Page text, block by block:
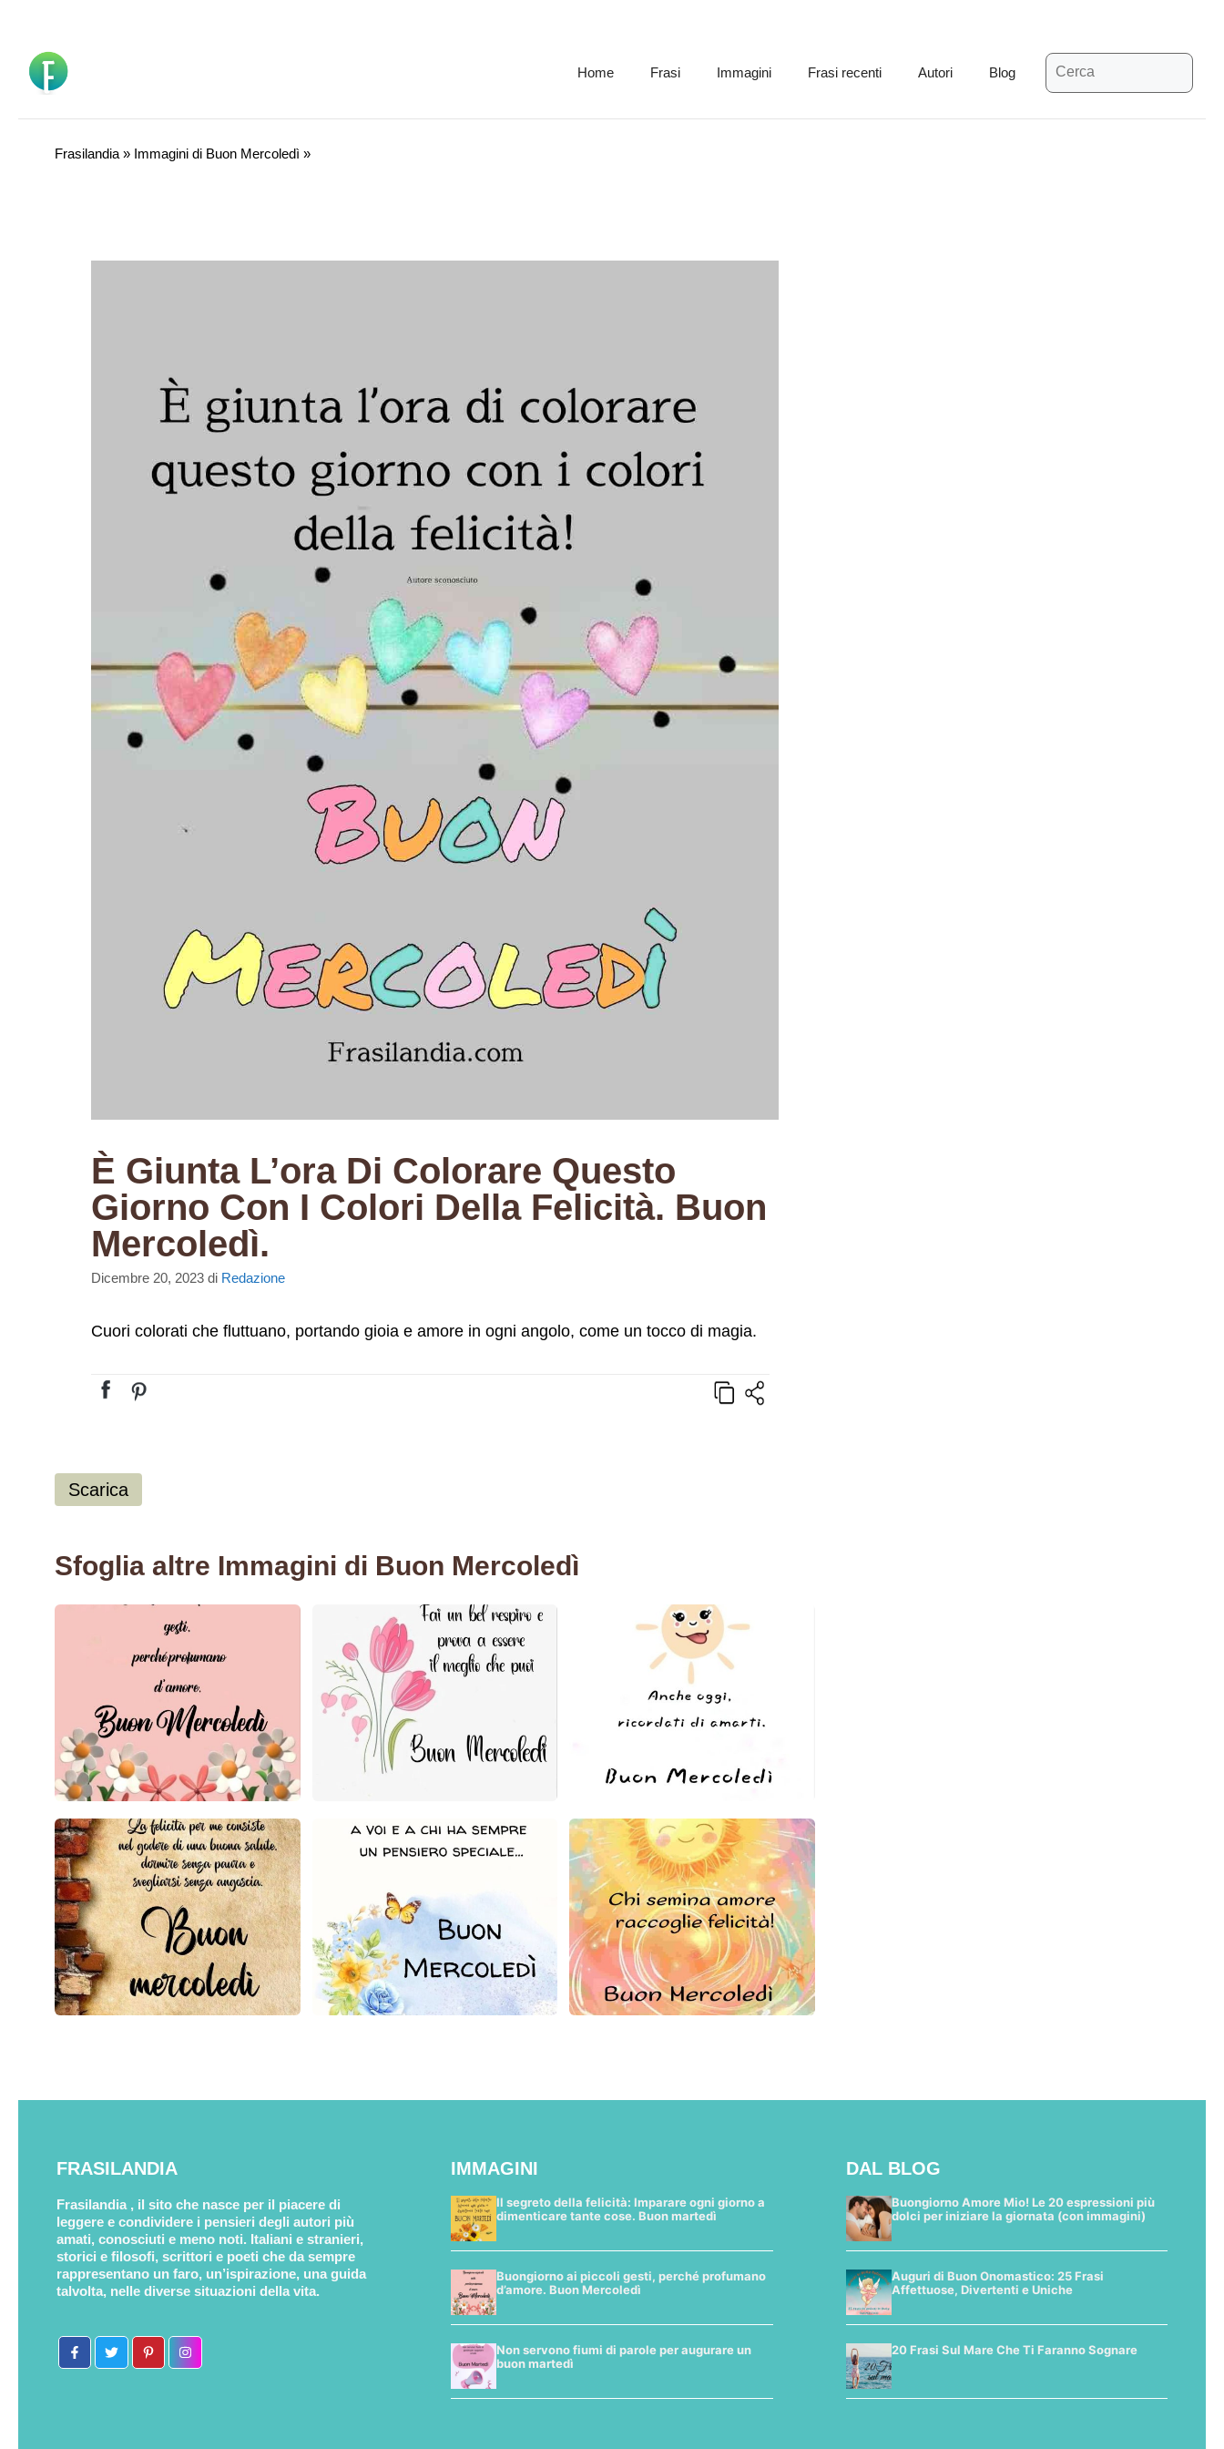
contenuto
Home Frasi Immagini Frasi recenti Autori Blog
Ricerca
per:
Frasilandia » Immagini di Buon Mercoledì »
È Giunta L’ora Di Colorare Questo
Giorno Con I Colori Della Felicità. Buon
Mercoledì.
Dicembre 20, 2023 di Redazione
Cuori colorati che fluttuano, portando gioia e amore in ogni angolo, come un tocco di magia.
Scarica
Sfoglia altre Immagini di Buon Mercoledì
FRASILANDIA
Frasilandia , il sito che nasce per il piacere di
leggere e condividere i pensieri degli autori più
amati, conosciuti e meno noti. Italiani e stranieri,
storici e filosofi, scrittori e poeti che da sempre
rappresentano un faro, un’ispirazione, una guida
talvolta, nelle diverse situazioni della vita.
IMMAGINI
Il segreto della felicità: Imparare ogni giorno a
dimenticare tante cose. Buon martedì
Buongiorno ai piccoli gesti, perché profumano
d’amore. Buon Mercoledì
Non servono fiumi di parole per augurare un
buon martedì
DAL BLOG
Buongiorno Amore Mio! Le 20 espressioni più
dolci per iniziare la giornata (con immagini)
Auguri di Buon Onomastico: 25 Frasi
Affettuose, Divertenti e Uniche
20 Frasi Sul Mare Che Ti Faranno Sognare